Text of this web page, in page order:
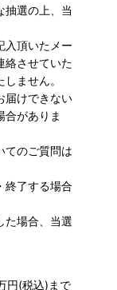
選の上、当
入頂いたメー
絡させていた
ません。
届けできない
合がありま
てのご質問は
終了する場合
た場合、当選
円(税込)まで